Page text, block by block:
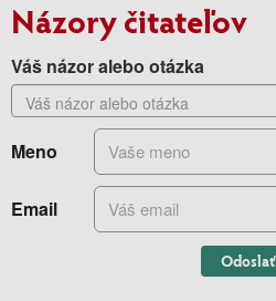
Názory čitateľov
Váš názor alebo otázka
Meno
Email
Odoslať